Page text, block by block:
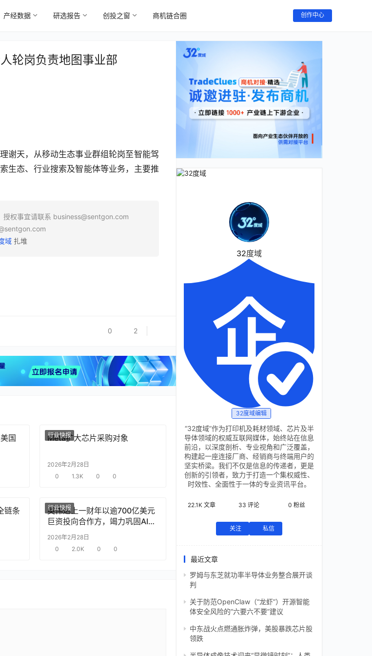
产经数据 研选报告 创投之窗 商机链合圈 创作中心
轮岗负责地图事业部
谢天，从移动生态事业群组轮岗至智能驾
生态、行业搜索及智能体等业务，主要推
授权事宜请联系 business@sentgon.com
域扎堆
0 2
国
行业快报
Meta扩大芯片采购对象
2026年2月28日
0
1.3K 0 0
链条
行业快报
英伟达上一财年以逾700亿美元
巨资投向合作方，竭力巩固AI芯
片需求
2026年2月28日
0
2.0K 0 0
32度域
32度域编辑
“32度域”作为打印机及耗材领域、芯片及半
导体领域的权威互联网媒体，始终站在信息
前沿，以深度剖析、专业视角和广泛覆盖，
构建起一座连接厂商、经销商与终端用户的
坚实桥梁。我们不仅是信息的传递者，更是
创新的引领者，致力于打造一个集权威性、
时效性、全面性于一体的专业资讯平台。
22.1K 文章 33 评论 0 粉丝
关注 私信
最近文章
罗姆与东芝就功率半导体业务整合展开谈
判
关于防范OpenClaw（“龙虾”）开源智能
体安全风险的“六要六不要”建议
中东战火点燃通胀炸弹，美股暴跌芯片股
领跌